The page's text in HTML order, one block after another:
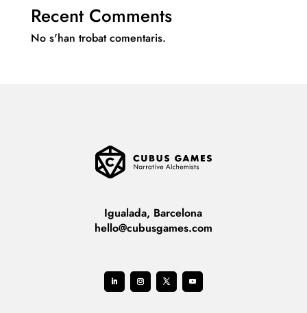
Recent Comments
No s'han trobat comentaris.
Igualada, Barcelona
hello@cubusgames.com